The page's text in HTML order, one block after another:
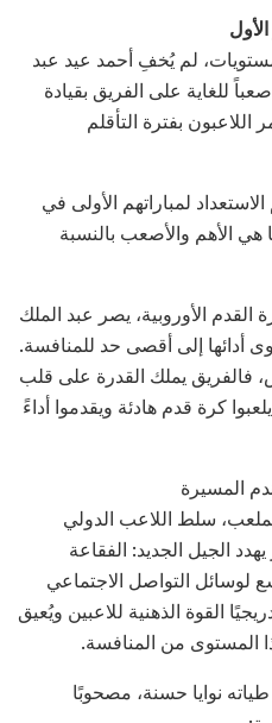
لم يُخفِ أحمد عيد عبد
للغاية على الفريق بقيادة
بفترة التأقلم
لمباراتهم الأولى في
هي الأهم والأصعب بالنسبة
القدم الأوروبية، يصر عبد الملك
إلى أقصى حد للمنافسة.
فالفريق يملك القدرة على قلب
كرة قدم هادئة ويقدموا أداءً
المسيرة
سلط اللاعب الدولي
الجيل الجديد: الفقاعة
لوسائل التواصل الاجتماعي
القوة الذهنية للاعبين ويُعيق
المستوى من المنافسة.
نوايا حسنة، مصحوبًا